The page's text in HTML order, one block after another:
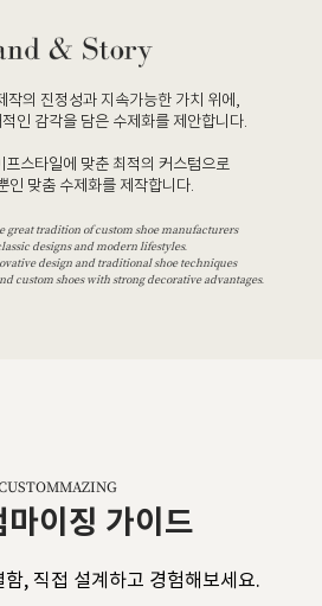
작의 진정성과 지속가능한 가치 위에,
인 감각을 담은 수제화를 제안합니다.
프스타일에 맞춘 최적의 커스텀으로
인 맞춤 수제화를 제작합니다.
great tradition of custom shoe manufacturers
designs and modern lifestyles.
design and traditional shoe techniques
custom shoes with strong decorative advantages.
마이징 가이드
, 직접 설계하고 경험해보세요.